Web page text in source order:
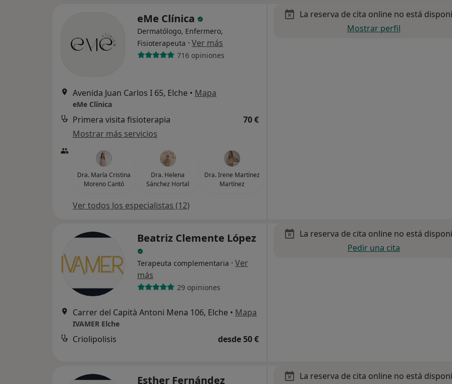
eMe Clínica
Dermatólogo, Enfermero,
Fisioterapeuta · Ver más
716 opiniones
Avenida Juan Carlos I 65, Elche • Mapa
eMe Clínica
Primera visita fisioterapia
70 €
Mostrar más servicios
Dra. María Cristina
Moreno Cantó
Dra. Helena
Sánchez Hortal
Dra. Irene Martínez
Martínez
Ver todos los especialistas (12)
La reserva de cita online no está
Mostrar perfil
Beatriz Clemente López
Terapeuta complementaria · Ver
más
29 opiniones
Carrer del Capità Antoni Mena 106, Elche • Mapa
IVAMER Elche
Criolipolisis desde 50 €
La reserva de cita online no está
Pedir una cita
Esther Fernández La reserva de cita online no está